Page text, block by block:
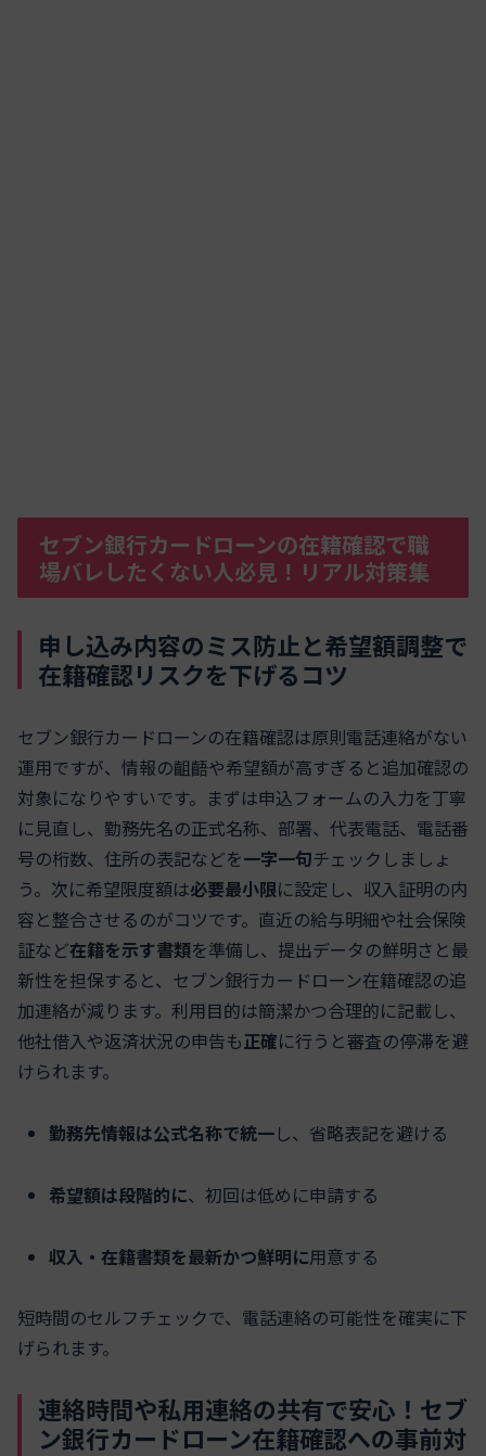
セブン銀行カードローンの在籍確認で職
場バレしたくない人必見！リアル対策集
申し込み内容のミス防止と希望額調整で
在籍確認リスクを下げるコツ
セブン銀行カードローンの在籍確認は原則電話連絡がない
運用ですが、情報の齟齬や希望額が高すぎると追加確認の
対象になりやすいです。まずは申込フォームの入力を丁寧
に見直し、勤務先名の正式名称、部署、代表電話、電話番
号の桁数、住所の表記などを一字一句チェックしましょ
う。次に希望限度額は必要最小限に設定し、収入証明の内
容と整合させるのがコツです。直近の給与明細や社会保険
証など在籍を示す書類を準備し、提出データの鮮明さと最
新性を担保すると、セブン銀行カードローン在籍確認の追
加連絡が減ります。利用目的は簡潔かつ合理的に記載し、
他社借入や返済状況の申告も正確に行うと審査の停滞を避
けられます。
勤務先情報は公式名称で統一し、省略表記を避ける
希望額は段階的に、初回は低めに申請する
収入・在籍書類を最新かつ鮮明に用意する
短時間のセルフチェックで、電話連絡の可能性を確実に下
げられます。
連絡時間や私用連絡の共有で安心！セブ
ン銀行カードローン在籍確認への事前対